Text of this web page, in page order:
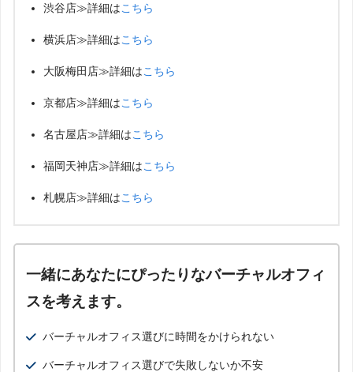
渋谷店≫詳細はこちら
横浜店≫詳細はこちら
大阪梅田店≫詳細はこちら
京都店≫詳細はこちら
名古屋店≫詳細はこちら
福岡天神店≫詳細はこちら
札幌店≫詳細はこちら
一緒にあなたにぴったりなバーチャルオフィ
スを考えます。
バーチャルオフィス選びに時間をかけられない
バーチャルオフィス選びで失敗しないか不安